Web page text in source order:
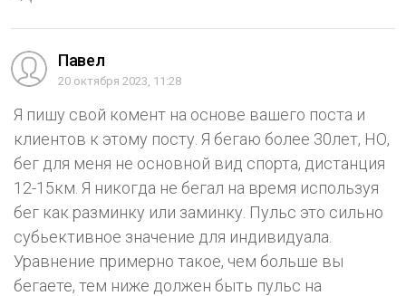
Павел
20 октября 2023, 11:28
Я пишу свой комент на основе вашего поста и
клиентов к этому посту. Я бегаю более 30лет, НО,
бег для меня не основной вид спорта, дистанция
12-15км. Я никогда не бегал на время используя
бег как разминку или заминку. Пульс это сильно
субьективное значение для индивидуала.
Уравнение примерно такое, чем больше вы
бегаете, тем ниже должен быть пульс на